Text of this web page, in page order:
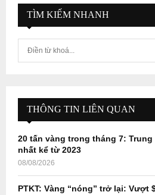
TÌM KIẾM NHANH
f
r
THÔNG TIN LIÊN QUAN
20 tấn vàng trong tháng 7:
nhất kể từ 2023
08/08/2026
PTKT: Vàng “nóng” trở lại: Vượt